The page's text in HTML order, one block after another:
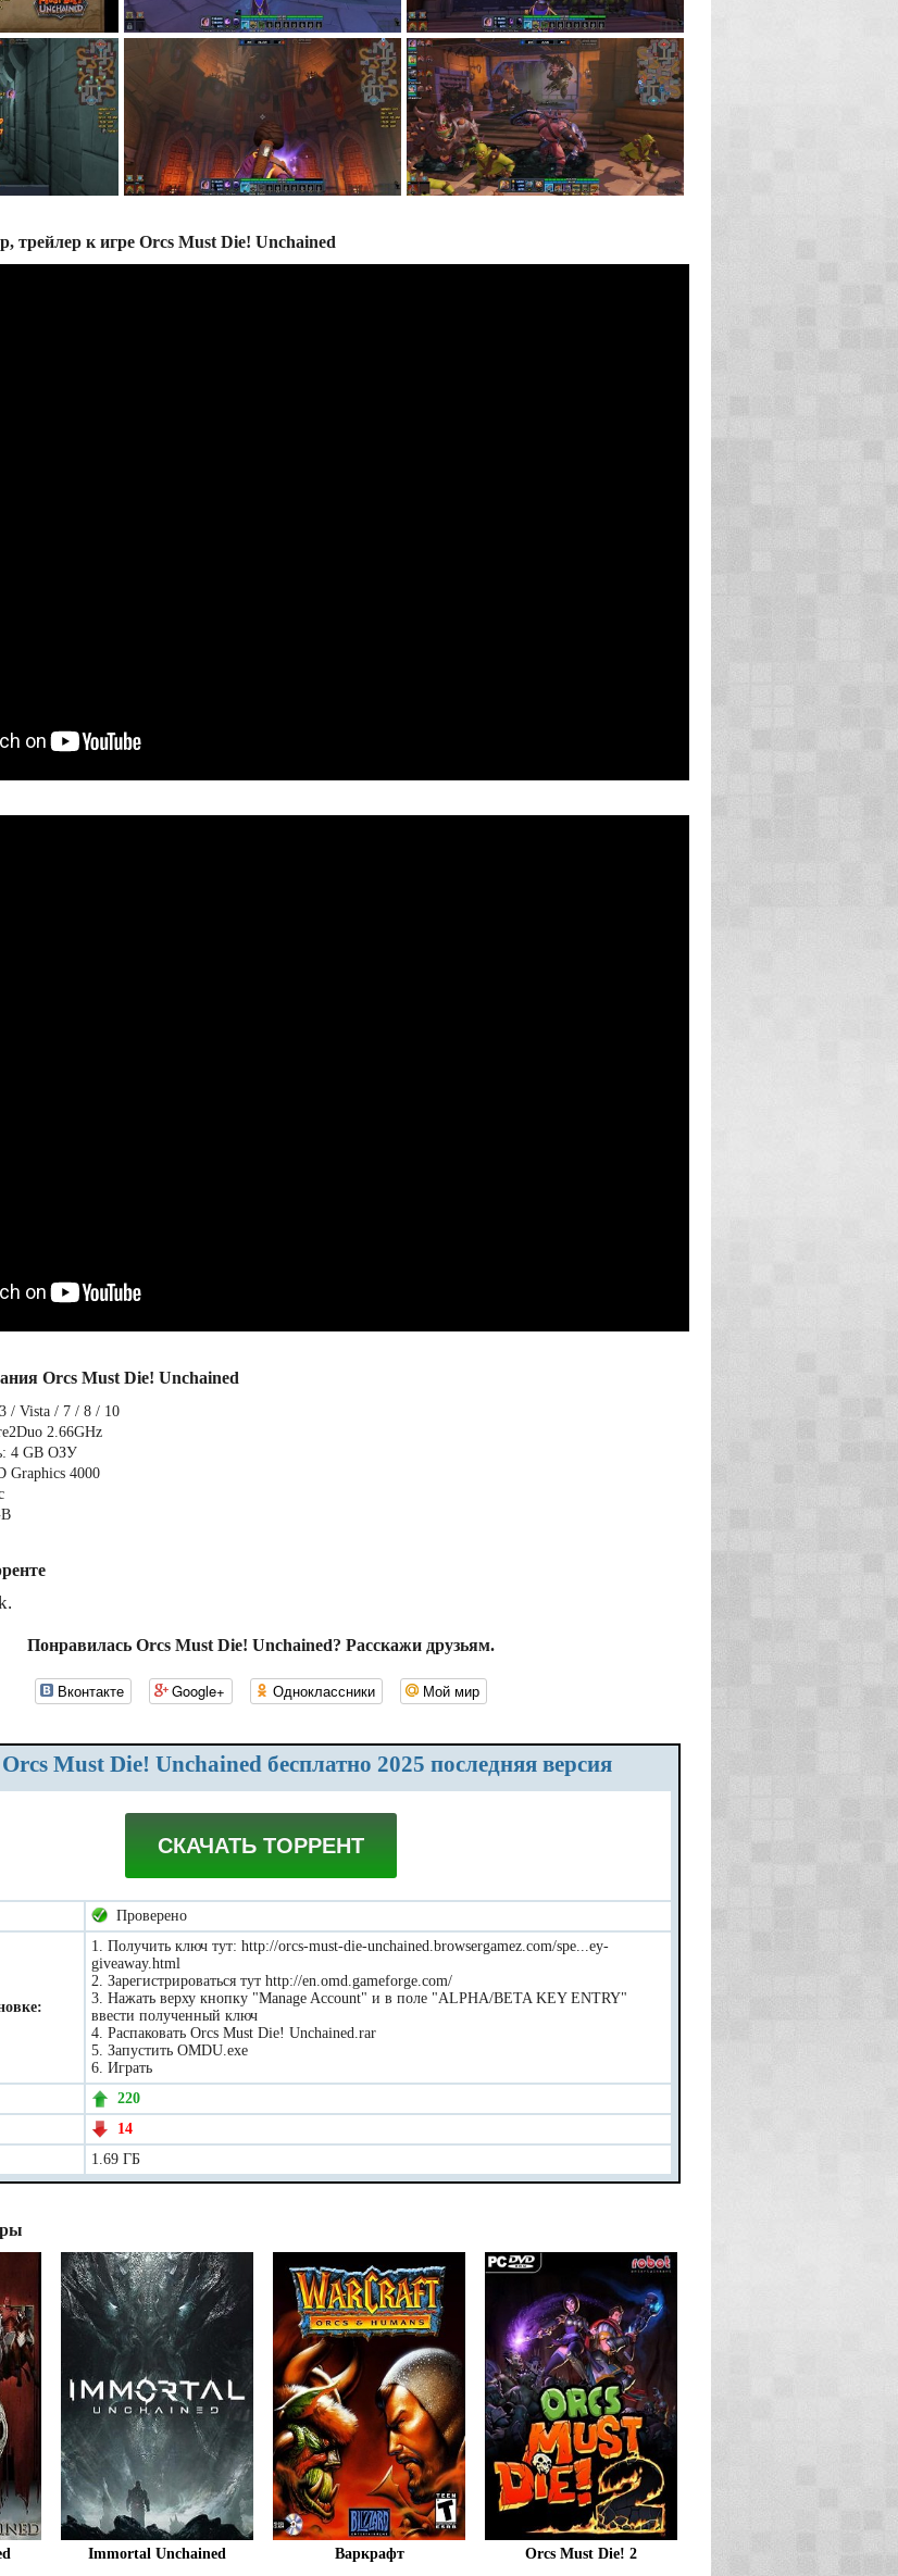
трейлер к игре Orcs Must Die! Unchained
Orcs Must Die! Unchained
/ Vista / 7 / 8 / 10
2.66GHz
4 GB ОЗУ
Graphics 4000
Понравилась Orcs Must Die! Unchained? Расскажи друзьям.
Вконтакте Google+ Одноклассники Мой мир
Orcs Must Die! Unchained бесплатно 2025 последняя версия
СКАЧАТЬ ТОРРЕНТ
Проверено
1. Получить ключ тут: http://orcs-must-die-unchained.browsergamez.com/spe...ey-
giveaway.html
2. Зарегистрироваться тут http://en.omd.gameforge.com/
3. Нажать верху кнопку "Manage Account" и в поле "ALPHA/BETA KEY ENTRY"
ввести полученный ключ
4. Распаковать Orcs Must Die! Unchained.rar
5. Запустить OMDU.exe
6. Играть
220
14
1.69 ГБ
Immortal Unchained Варкрафт Orcs Must Die! 2